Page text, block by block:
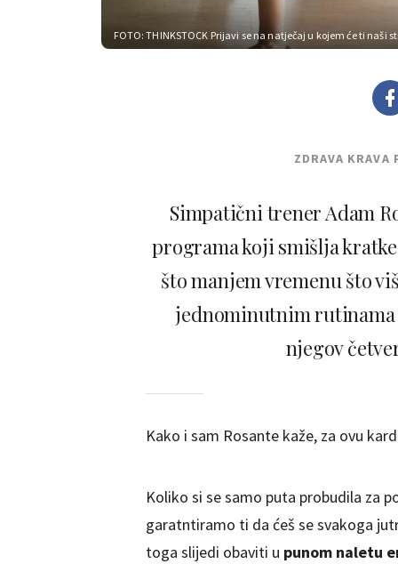
FOTO: THINKSTOCK Prijavi se na natječaj u kojem će ti naši
ZDRAVA KRAVA
Simpatični trener Adam
programa koji smišlja
što manjem vremenu što
jednominutnim rutinama
njegov
Kako i sam Rosante kaže, za ovu
Koliko si se samo puta probudila za
garatntiramo ti da ćeš se svakoga
toga slijedi obaviti u punom naletu